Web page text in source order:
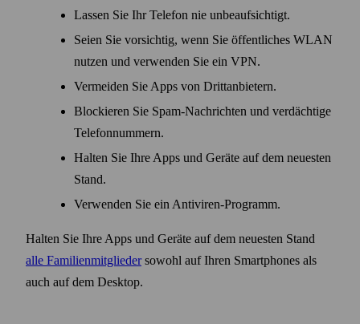
Lassen Sie Ihr Telefon nie unbeaufsichtigt.
Seien Sie vorsichtig, wenn Sie öffentliches WLAN
nutzen und verwenden Sie ein VPN.
Vermeiden Sie Apps von Dritt­anbietern.
Blockieren Sie Spam-Nachrichten und verdächtige
Telefon­nummern.
Halten Sie Ihre Apps und Geräte auf dem neuesten
Stand.
Verwenden Sie ein Antiviren-Programm.
Halten Sie Ihre Apps und Geräte auf dem neuesten Stand
alle Familien­mitgliedersowohl auf Ihren Smart­phones als
auch auf dem Desktop.